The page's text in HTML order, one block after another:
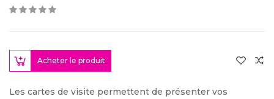
Acheter le produit
Les cartes de visite permettent de présenter vos